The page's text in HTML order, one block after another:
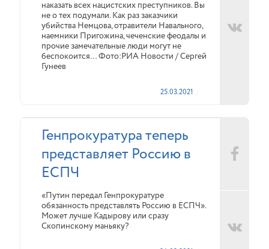
наказать всех нацистских преступников. Вы
не о тех подумали. Как раз заказчики
убийства Немцова, отравители Навального,
наемники Пригожина, чеченские феодалы и
прочие замечательные люди могут не
беспокоится… Фото:РИА Новости / Сергей
Гунеев
25.03.2021
Генпрокуратура теперь
представляет Россию в
ЕСПЧ
«Путин передал Генпрокуратуре
обязанность представлять Россию в ЕСПЧ».
Может лучше Кадырову или сразу
Скопинскому маньяку?